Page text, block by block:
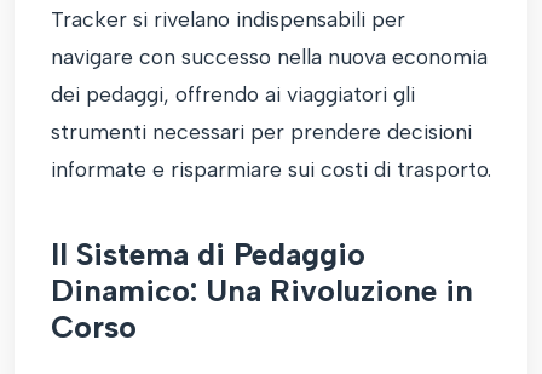
Tracker si rivelano indispensabili per
navigare con successo nella nuova economia
dei pedaggi, offrendo ai viaggiatori gli
strumenti necessari per prendere decisioni
informate e risparmiare sui costi di trasporto.
Il Sistema di Pedaggio
Dinamico: Una Rivoluzione in
Corso